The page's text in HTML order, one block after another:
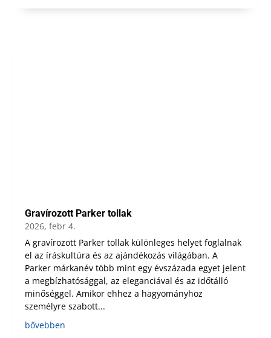
Gravírozott Parker tollak
2026, febr 4.
A gravírozott Parker tollak különleges helyet foglalnak
el az íráskultúra és az ajándékozás világában. A
Parker márkanév több mint egy évszázada egyet jelent
a megbízhatósággal, az eleganciával és az időtálló
minőséggel. Amikor ehhez a hagyományhoz
személyre szabott...
bővebben